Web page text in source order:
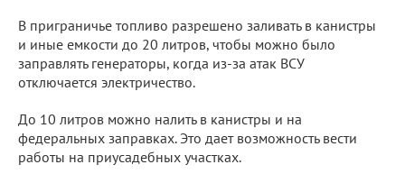
В приграничье топливо разрешено заливать в канистры
и иные емкости до 20 литров, чтобы можно было
заправлять генераторы, когда из-за атак ВСУ
отключается электричество.
До 10 литров можно налить в канистры и на
федеральных заправках. Это дает возможность вести
работы на приусадебных участках.